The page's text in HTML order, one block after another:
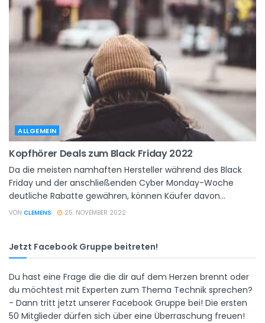
ALLGEMEIN
Kopfhörer Deals zum Black Friday 2022
Da die meisten namhaften Hersteller während des Black
Friday und der anschließenden Cyber ​​Monday-Woche
deutliche Rabatte gewähren, können Käufer davon...
VON CLEMENS 25. NOVEMBER 2022
Jetzt Facebook Gruppe beitreten!
Du hast eine Frage die die dir auf dem Herzen brennt oder
du möchtest mit Experten zum Thema Technik sprechen?
- Dann tritt jetzt unserer Facebook Gruppe bei! Die ersten
50 Mitglieder dürfen sich über eine Überraschung freuen!